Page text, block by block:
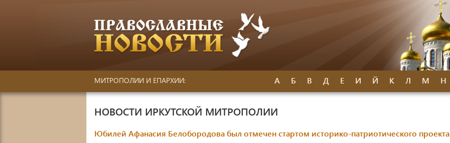
МИТРОПОЛИИ И ЕПАРХИИ: А Б В Д Е И Й К Л М Н
НОВОСТИ ИРКУТСКОЙ МИТРОПОЛИИ
Юбилей Афанасия Белобородова был отмечен стартом историко-патриотического проекта